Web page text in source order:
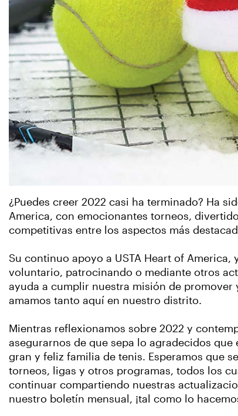
¿Puedes creer 2022 casi ha terminado? Ha
America, con emocionantes torneos,
competitivas entre los aspectos más
Su continuo apoyo a USTA Heart of
voluntario, patrocinando o mediante otros
ayuda a cumplir nuestra misión de
amamos tanto aquí en nuestro distrito.
Mientras reflexionamos sobre 2022 y
asegurarnos de que sepa lo agradecidos
gran y feliz familia de tenis. Esperamos que
torneos, ligas y otros programas, todos los
continuar compartiendo nuestras
nuestro boletín mensual, ¡tal como lo